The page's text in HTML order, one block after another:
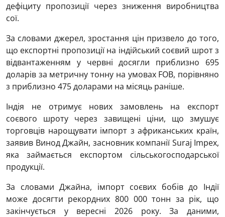
дефіциту пропозиції через зниження виробництва
сої.
За словами джерел, зростання цін призвело до того,
що експортні пропозиції на індійський соєвий шрот з
відвантаженням у червні досягли приблизно 695
доларів за метричну тонну на умовах FOB, порівняно
з приблизно 475 доларами на місяць раніше.
Індія не отримує нових замовлень на експорт
соєвого шроту через завищені ціни, що змушує
торговців нарощувати імпорт з африканських країн,
заявив Винод Джайн, засновник компанії Suraj Impex,
яка займається експортом сільськогосподарської
продукції.
За словами Джайна, імпорт соєвих бобів до Індії
може досягти рекордних 800 000 тонн за рік, що
закінчується у вересні 2026 року. За даними,